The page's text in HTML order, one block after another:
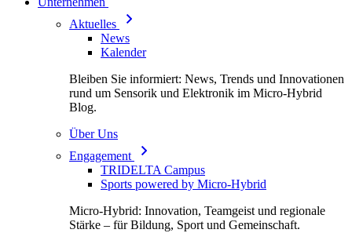
Aktuelles
News
Kalender
Bleiben Sie informiert: News, Trends und Innovationen
rund um Sensorik und Elektronik im Micro-Hybrid
Blog.
Über Uns
Engagement
TRIDELTA Campus
Sports powered by Micro-Hybrid
Micro-Hybrid: Innovation, Teamgeist und regionale
Stärke – für Bildung, Sport und Gemeinschaft.